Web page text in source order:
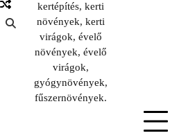
kertépítés, kerti
növények, kerti
virágok, évelő
növények, évelő
virágok,
gyógynövények,
fűszernövények.